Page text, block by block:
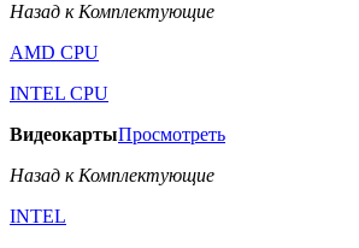
Назад к Комплектующие
AMD CPU
INTEL CPU
ВидеокартыПросмотреть
Назад к Комплектующие
INTEL